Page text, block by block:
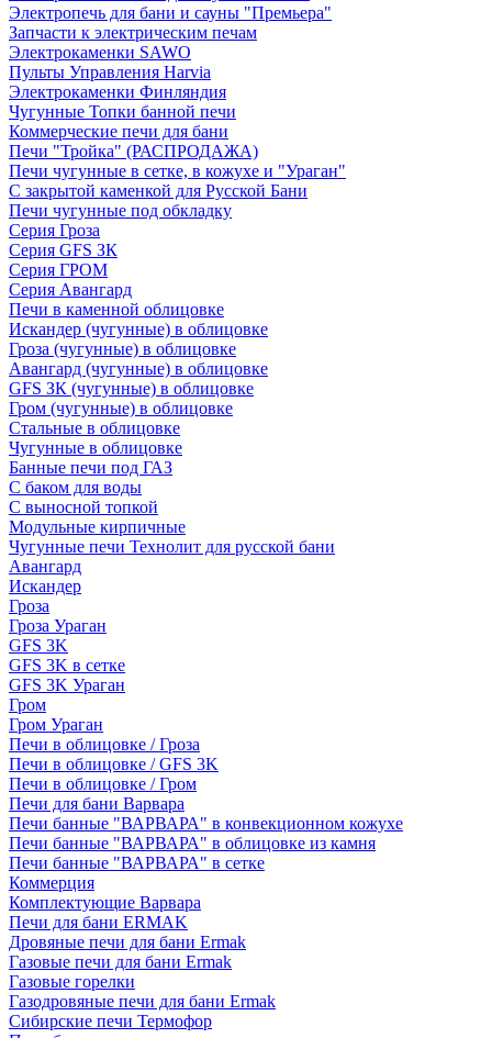
Электропечь для бани и сауны "Премьера"
Запчасти к электрическим печам
Электрокаменки SAWO
Пульты Управления Harvia
Электрокаменки Финляндия
Чугунные Топки банной печи
Коммерческие печи для бани
Печи "Тройка" (РАСПРОДАЖА)
Печи чугунные в сетке, в кожухе и "Ураган"
С закрытой каменкой для Русской Бани
Печи чугунные под обкладку
Серия Гроза
Серия GFS ЗК
Серия ГРОМ
Серия Авангард
Печи в каменной облицовке
Искандер (чугунные) в облицовке
Гроза (чугунные) в облицовке
Авангард (чугунные) в облицовке
GFS ЗК (чугунные) в облицовке
Гром (чугунные) в облицовке
Стальные в облицовке
Чугунные в облицовке
Банные печи под ГАЗ
С баком для воды
С выносной топкой
Модульные кирпичные
Чугунные печи Технолит для русской бани
Авангард
Искандер
Гроза
Гроза Ураган
GFS 3K
GFS 3K в сетке
GFS 3K Ураган
Гром
Гром Ураган
Печи в облицовке / Гроза
Печи в облицовке / GFS 3K
Печи в облицовке / Гром
Печи для бани Варвара
Печи банные "ВАРВАРА" в конвекционном кожухе
Печи банные "ВАРВАРА" в облицовке из камня
Печи банные "ВАРВАРА" в сетке
Коммерция
Комплектующие Варвара
Печи для бани ERMAK
Дровяные печи для бани Ermak
Газовые печи для бани Ermak
Газовые горелки
Газодровяные печи для бани Ermak
Сибирские печи Термофор